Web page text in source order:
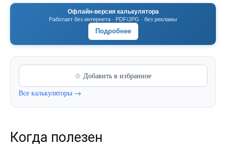
Офлайн-версия калькулятора
Работает без интернета · PDF/JPG · без рекламы
Подробнее
☆ Добавить в избранное
Все калькуляторы →
Когда полезен